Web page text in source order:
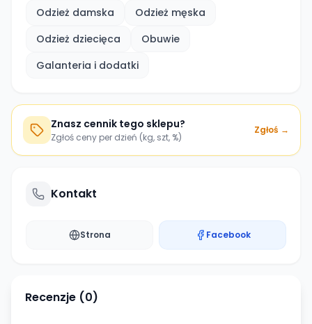
Odzież damska
Odzież męska
Odzież dziecięca
Obuwie
Galanteria i dodatki
Znasz cennik tego sklepu?
Zgłoś ceny per dzień (kg, szt, %)
Zgłoś →
Kontakt
Strona Facebook
Recenzje (0)